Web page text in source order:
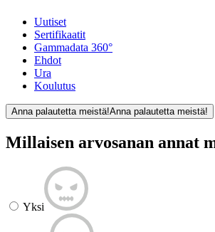
Uutiset
Sertifikaatit
Gammadata 360°
Ehdot
Ura
Koulutus
Anna palautetta meistä!Anna palautetta meistä!
Millaisen arvosanan annat
Yksi